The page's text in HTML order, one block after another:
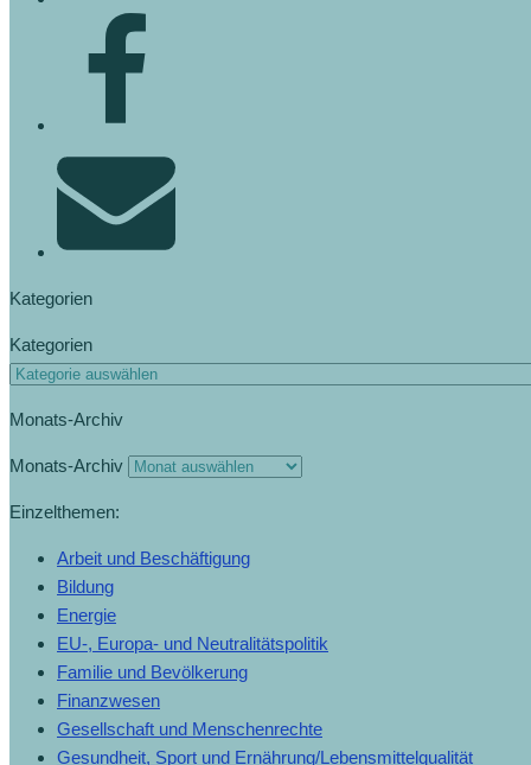
Kategorien
Kategorien
Monats-Archiv
Monats-Archiv
Einzelthemen:
Arbeit und Beschäftigung
Bildung
Energie
EU-, Europa- und Neutralitätspolitik
Familie und Bevölkerung
Finanzwesen
Gesellschaft und Menschenrechte
Gesundheit, Sport und Ernährung/Lebensmittelqualität